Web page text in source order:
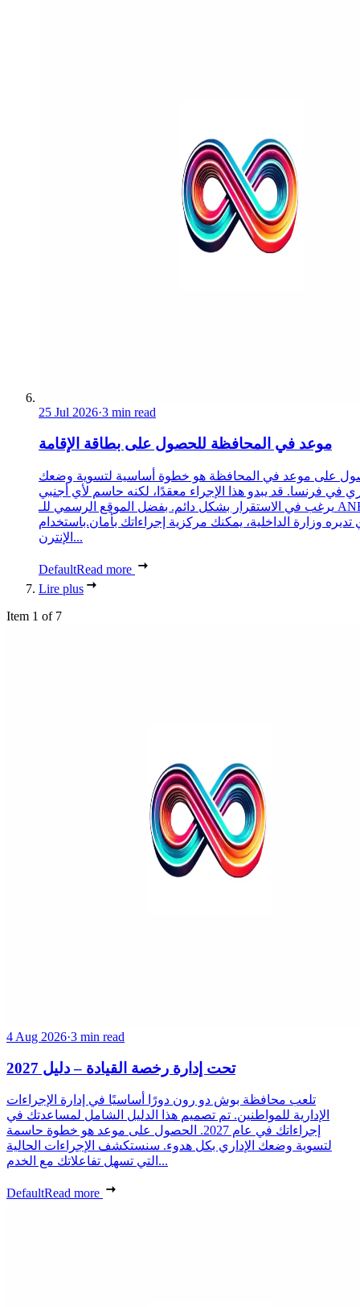
25 Jul 2026·3 min read
موعد في المحافظة للحصول على بطاقة الإقامة
على موعد في المحافظة هو خطوة أساسية لتسوية وضعك
في فرنسا. قد يبدو هذا الإجراء معقدًا، لكنه حاسم لأي أجنبي
يرغب في الاستقرار بشكل دائم. بفضل الموقع الرسمي للـ ANEF،
تديره وزارة الداخلية، يمكنك مركزية إجراءاتك بأمان.باستخدام
الإنترن...
DefaultRead more
Lire plus
Item 1 of 7
4 Aug 2026·3 min read
تحت إدارة رخصة القيادة – دليل 2027
تلعب محافظة بوش دو رون دورًا أساسيًا في إدارة الإجراءات
الإدارية للمواطنين. تم تصميم هذا الدليل الشامل لمساعدتك في
إجراءاتك في عام 2027. الحصول على موعد هو خطوة حاسمة
لتسوية وضعك الإداري بكل هدوء. سنستكشف الإجراءات الحالية
التي تسهل تفاعلاتك مع الخدم...
DefaultRead more